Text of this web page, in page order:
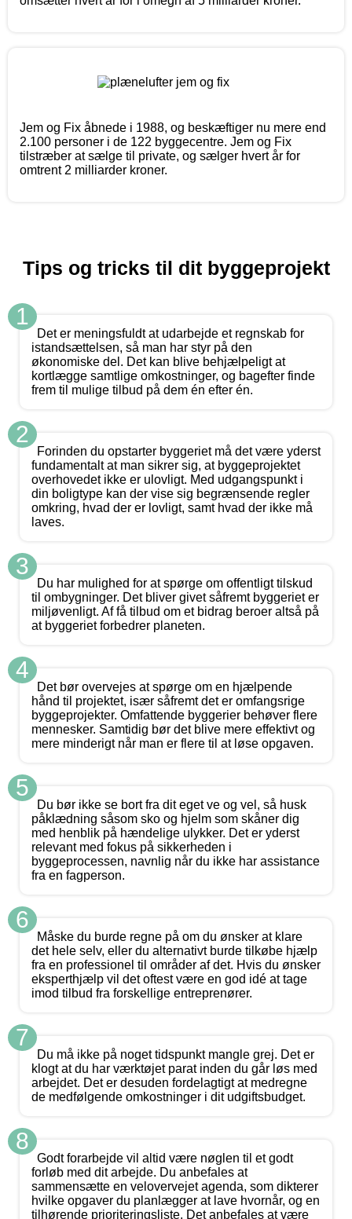
Jem og Fix åbnede i 1988, og beskæftiger nu mere end
2.100 personer i de 122 byggecentre. Jem og Fix
tilstræber at sælge til private, og sælger hvert år for
omtrent 2 milliarder kroner.
Tips og tricks til dit byggeprojekt
1
Det er meningsfuldt at udarbejde et regnskab for
istandsættelsen, så man har styr på den
økonomiske del. Det kan blive behjælpeligt at
kortlægge samtlige omkostninger, og bagefter finde
frem til mulige tilbud på dem én efter én.
2
Forinden du opstarter byggeriet må det være yderst
fundamentalt at man sikrer sig, at byggeprojektet
overhovedet ikke er ulovligt. Med udgangspunkt i
din boligtype kan der vise sig begrænsende regler
omkring, hvad der er lovligt, samt hvad der ikke må
laves.
3
Du har mulighed for at spørge om offentligt tilskud
til ombygninger. Det bliver givet såfremt byggeriet er
miljøvenligt. Af få tilbud om et bidrag beroer altså på
at byggeriet forbedrer planeten.
4
Det bør overvejes at spørge om en hjælpende
hånd til projektet, især såfremt det er omfangsrige
byggeprojekter. Omfattende byggerier behøver flere
mennesker. Samtidig bør det blive mere effektivt og
mere minderigt når man er flere til at løse opgaven.
5
Du bør ikke se bort fra dit eget ve og vel, så husk
påklædning såsom sko og hjelm som skåner dig
med henblik på hændelige ulykker. Det er yderst
relevant med fokus på sikkerheden i
byggeprocessen, navnlig når du ikke har assistance
fra en fagperson.
6
Måske du burde regne på om du ønsker at klare
det hele selv, eller du alternativt burde tilkøbe hjælp
fra en professionel til områder af det. Hvis du ønsker
eksperthjælp vil det oftest være en god idé at tage
imod tilbud fra forskellige entreprenører.
7
Du må ikke på noget tidspunkt mangle grej. Det er
klogt at du har værktøjet parat inden du går løs med
arbejdet. Det er desuden fordelagtigt at medregne
de medfølgende omkostninger i dit udgiftsbudget.
8
Godt forarbejde vil altid være nøglen til et godt
forløb med dit arbejde. Du anbefales at
sammensætte en velovervejet agenda, som dikterer
hvilke opgaver du planlægger at lave hvornår, og en
tilhørende prioriteringsliste. Det anbefales at være